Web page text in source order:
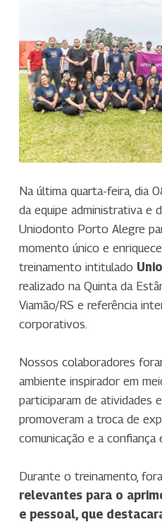
Na última quarta-feira, dia
da equipe administrativa e
Uniodonto Porto Alegre
momento único e
treinamento intitulado
realizado na Quinta da
Viamão/RS e referência
corporativos.
Nossos colaboradores
ambiente inspirador em
participaram de atividades
promoveram a troca de
comunicação e a confiança
Durante o treinamento,
relevantes para o
e pessoal, que